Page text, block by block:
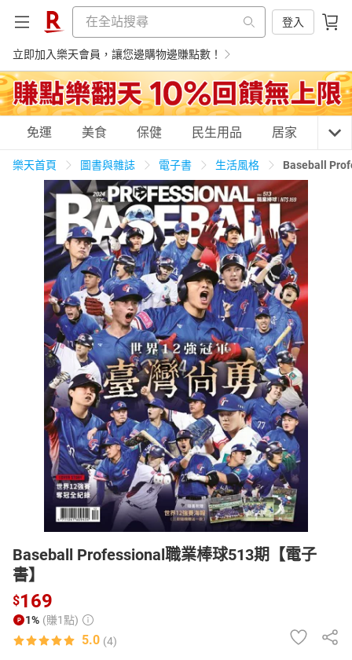
登入
立即加入樂天會員，讓您邊購物邊賺點數！
購物網分類
天天免運 美食蛋糕 養生保健 民生用品
居家生活 3C家電 運動休閒 親子玩具
女裝 男裝 化妝保養 情趣用品
日本購物 電子/紙本書
HOT
免運 美食 保健 民生用品 居家 3C
樂天首頁 圖書與雜誌 電子書 生活風格 Baseball
Baseball Professional職業棒球513期【電子
書】
$169
1% (賺1點)
5.0 (4)